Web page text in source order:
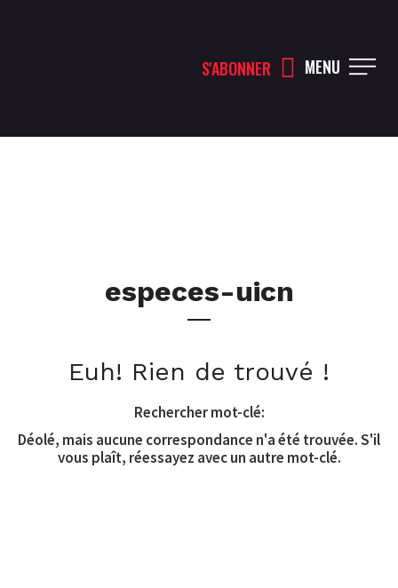
S'ABONNER MENU
especes-uicn
Euh! Rien de trouvé !
Rechercher mot-clé:
Déolé, mais aucune correspondance n'a été trouvée. S'il
vous plaît, réessayez avec un autre mot-clé.